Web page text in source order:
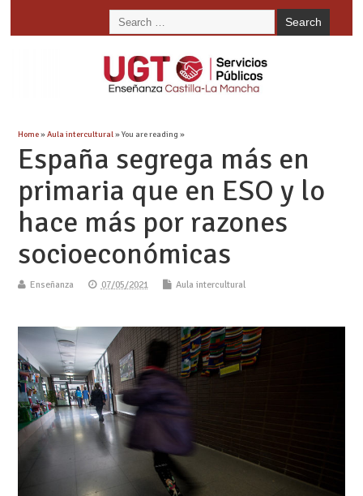
Home»Aula intercultural» You are reading »
España segrega más en
primaria que en ESO y lo
hace más por razones
socioeconómicas
Enseñanza 07/05/2021 Aula intercultural